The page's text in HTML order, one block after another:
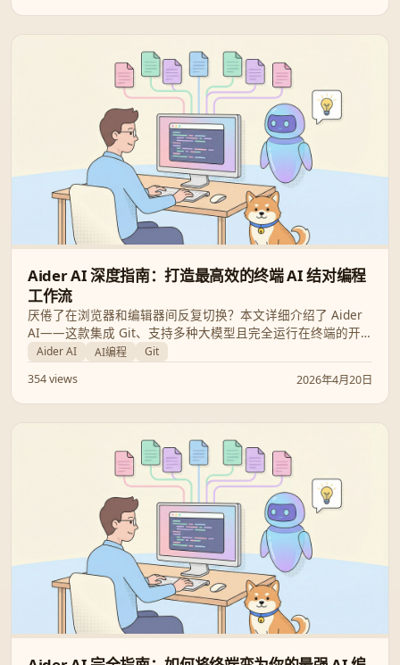
Aider AI 深度指南：打造最高效的终端 AI 结对编程
工作流
厌倦了在浏览器和编辑器间反复切换？本文详细介绍了 Aider
AI——这款集成 Git、支持多种大模型且完全运行在终端的开
源 AI 编程工具。从安装配置到本地模型部署，带你全方位掌握
Aider AI AI编程
Git
354 views
2026年4月20日